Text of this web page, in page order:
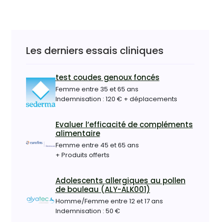
Les derniers essais cliniques
test coudes genoux foncés
Femme entre 35 et 65 ans
Indemnisation : 120 € + déplacements
Evaluer l’efficacité de compléments
alimentaire
Femme entre 45 et 65 ans
+ Produits offerts
Adolescents allergiques au pollen
de bouleau (ALY-ALK001)
Homme/Femme entre 12 et 17 ans
Indemnisation : 50 €